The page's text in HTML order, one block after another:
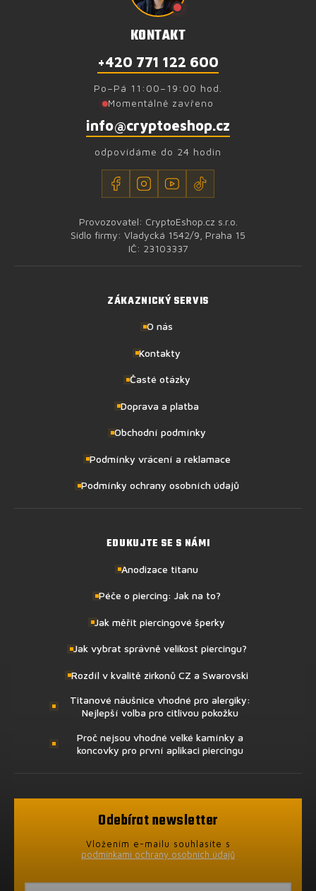
KONTAKT
+420 771 122 600
Po–Pá 11:00–19:00 hod.
Momentálně zavřeno
info@cryptoeshop.cz
odpovídáme do 24 hodin
Provozovatel: CryptoEshop.cz s.r.o.
Sídlo firmy: Vladycká 1542/9, Praha 15
IČ: 23103337
ZÁKAZNICKÝ SERVIS
O nás
Kontakty
Časté otázky
Doprava a platba
Obchodní podmínky
Podmínky vrácení a reklamace
Podmínky ochrany osobních údajů
EDUKUJTE SE S NÁMI
Anodizace titanu
Péče o piercing: Jak na to?
Jak měřit piercingové šperky
Jak vybrat správně velikost piercingu?
Rozdíl v kvalitě zirkonů CZ a Swarovski
Titanové náušnice vhodné pro alergiky:
Nejlepší volba pro citlivou pokožku
Proč nejsou vhodné velké kamínky a
koncovky pro první aplikaci piercingu
Odebírat newsletter
Vložením e-mailu souhlasíte s
podmínkami ochrany osobních údajů